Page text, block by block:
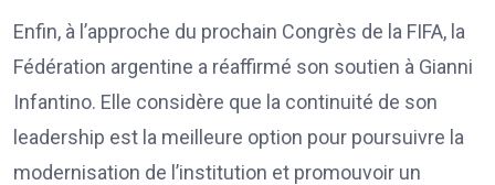
Enfin, à l’approche du prochain Congrès de la FIFA, la
Fédération argentine a réaffirmé son soutien à Gianni
Infantino. Elle considère que la continuité de son
leadership est la meilleure option pour poursuivre la
modernisation de l’institution et promouvoir un